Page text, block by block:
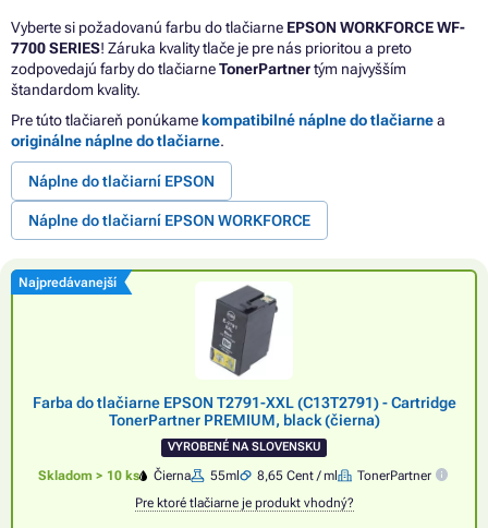
Vyberte si požadovanú farbu do tlačiarne EPSON WORKFORCE WF-
7700 SERIES! Záruka kvality tlače je pre nás prioritou a preto
zodpovedajú farby do tlačiarneTonerPartnertým najvyšším
štandardom kvality.
Pre túto tlačiareň ponúkame kompatibilné náplne do tlačiarnea
originálne náplne do tlačiarne.
Náplne do tlačiarní EPSON
Náplne do tlačiarní EPSON WORKFORCE
Najpredávanejší
Farba do tlačiarne EPSON T2791-XXL (C13T2791) - Cartridge
TonerPartner PREMIUM, black (čierna)
VYROBENÉ NA SLOVENSKU
Skladom > 10 ks Čierna 55ml 8,65 Cent / ml
TonerPartner
Pre ktoré tlačiarne je produkt vhodný?